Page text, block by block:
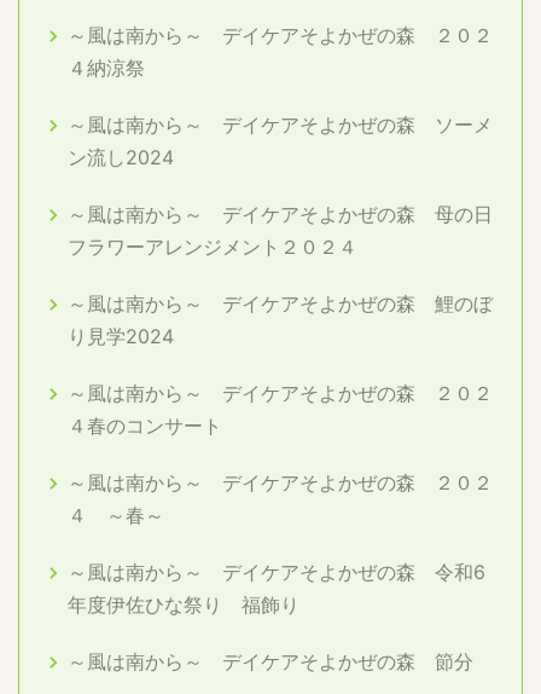
～風は南から～ デイケアそよかぜの森 ２０２
４納涼祭
～風は南から～ デイケアそよかぜの森 ソーメ
ン流し2024
～風は南から～ デイケアそよかぜの森 母の日
フラワーアレンジメント２０２４
～風は南から～ デイケアそよかぜの森 鯉のぼ
り見学2024
～風は南から～ デイケアそよかぜの森 ２０２
４春のコンサート
～風は南から～ デイケアそよかぜの森 ２０２
４ ～春～
～風は南から～ デイケアそよかぜの森 令和6
年度伊佐ひな祭り 福飾り
～風は南から～ デイケアそよかぜの森 節分